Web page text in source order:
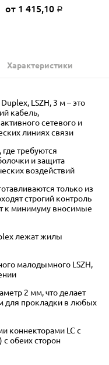
от 1 415,10 Р
Характеристики
LSZH, 3 м – это
кабель,
сетевого и
линиях связи
требуются
и защита
воздействий
только из
строгий контроль
к минимуму вносимые
лежат жилы
малодымного LSZH,
2 мм, что делает
для прокладки в любых
коннекторами LC с
с обеих сторон